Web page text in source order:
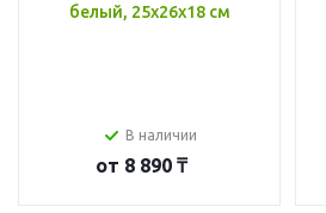
белый, 25x26x18 см
В наличии
от 8 890 ₸